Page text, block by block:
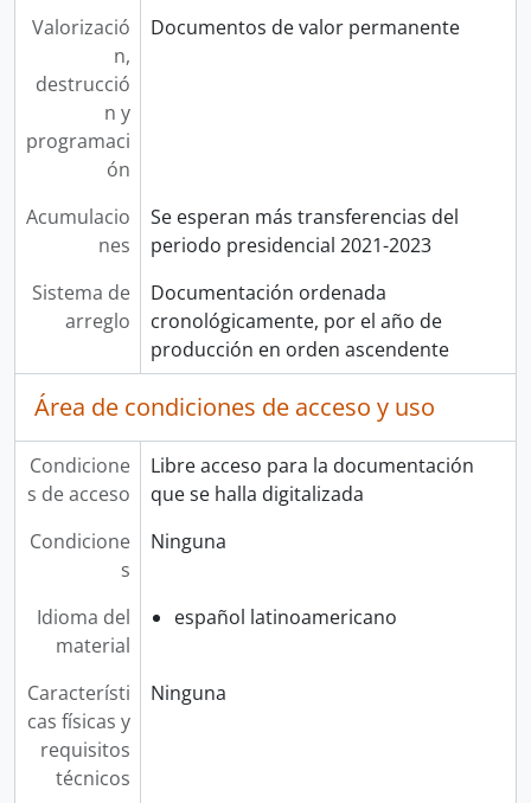
Valorizació
n,
destrucció
n y
programaci
ón
Documentos de valor permanente
Acumulacio
nes
Se esperan más transferencias del
periodo presidencial 2021-2023
Sistema de
arreglo
Documentación ordenada
cronológicamente, por el año de
producción en orden ascendente
Área de condiciones de acceso y uso
Condicione
s de acceso
Libre acceso para la documentación
que se halla digitalizada
Condicione
s
Ninguna
Idioma del
material
español latinoamericano
Característi
cas físicas y
requisitos
técnicos
Ninguna